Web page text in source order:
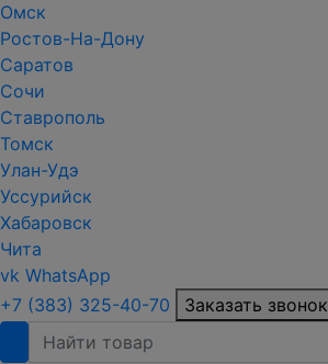
Омск
Ростов-На-Дону
Саратов
Сочи
Ставрополь
Томск
Улан-Удэ
Уссурийск
Хабаровск
Чита
vk WhatsApp
+7 (383) 325-40-70
Заказать звонок